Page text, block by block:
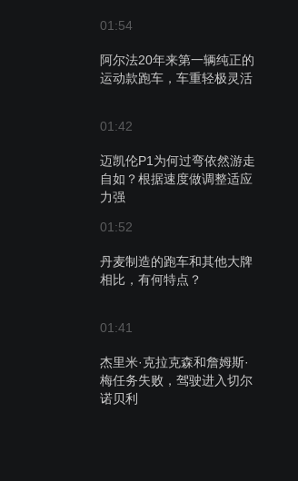
01:54
阿尔法20年来第一辆纯正的
运动款跑车，车重轻极灵活
01:42
迈凯伦P1为何过弯依然游走
自如？根据速度做调整适应
力强
01:52
丹麦制造的跑车和其他大牌
相比，有何特点？
01:41
杰里米·克拉克森和詹姆斯·
梅任务失败，驾驶进入切尔
诺贝利